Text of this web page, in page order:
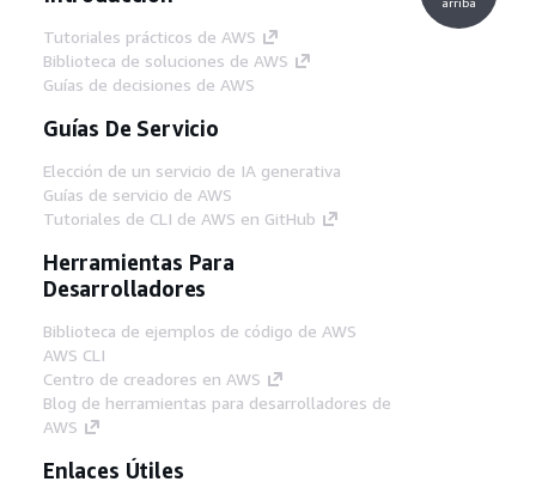
Tutoriales prácticos de AWS
Biblioteca de soluciones de AWS
Guías de decisiones de AWS
Guías De Servicio
Elección de un servicio de IA generativa
Guías de servicio de AWS
Tutoriales de CLI de AWS en GitHub
Herramientas Para
Desarrolladores
Biblioteca de ejemplos de código de AWS
AWS CLI
Centro de creadores en AWS
Blog de herramientas para desarrolladores de
AWS
Enlaces Útiles